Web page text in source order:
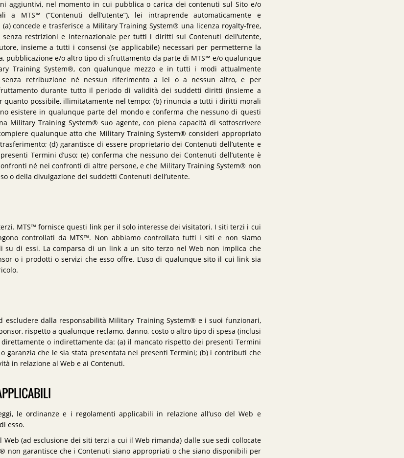
aggiuntivi, nel momento in cui pubblica o carica dei contenuti sul Sito e/o
a MTS™ (“Contenuti dell’utente”), lei intraprende automaticamente e
concede e trasferisce a Military Training System® una licenza royalty-free,
restrizioni e internazionale per tutti i diritti sui Contenuti dell’utente,
insieme a tutti i consensi (se applicabile) necessari per permetterne la
pubblicazione e/o altro tipo di sfruttamento da parte di MTS™ e/o qualunque
Training System®, con qualunque mezzo e in tutti i modi attualmente
retribuzione né nessun riferimento a lei o a nessun altro, e per
durante tutto il periodo di validità dei suddetti diritti (insieme a
quanto possibile, illimitatamente nel tempo; (b) rinuncia a tutti i diritti morali
esistere in qualunque parte del mondo e conferma che nessuno di questi
Military Training System® suo agente, con piena capacità di sottoscrivere
qualunque atto che Military Training System® consideri appropriato
(d) garantisce di essere proprietario dei Contenuti dell’utente e
Termini d’uso; (e) conferma che nessuno dei Contenuti dell’utente è
né nei confronti di altre persone, e che Military Training System® non
o della divulgazione dei suddetti Contenuti dell’utente.
MTS™ fornisce questi link per il solo interesse dei visitatori. I siti terzi i cui
controllati da MTS™. Non abbiamo controllato tutti i siti e non siamo
su di essi. La comparsa di un link a un sito terzo nel Web non implica che
o i prodotti o servizi che esso offre. L’uso di qualunque sito il cui link sia
escludere dalla responsabilità Military Training System® e i suoi funzionari,
rispetto a qualunque reclamo, danno, costo o altro tipo di spesa (inclusi
o indirettamente da: (a) il mancato rispetto dei presenti Termini
garanzia che le sia stata presentata nei presenti Termini; (b) i contributi che
in relazione al Web e ai Contenuti.
le ordinanze e i regolamenti applicabili in relazione all’uso del Web e
esso.
(ad esclusione dei siti terzi a cui il Web rimanda) dalle sue sedi collocate
non garantisce che i Contenuti siano appropriati o che siano disponibili per